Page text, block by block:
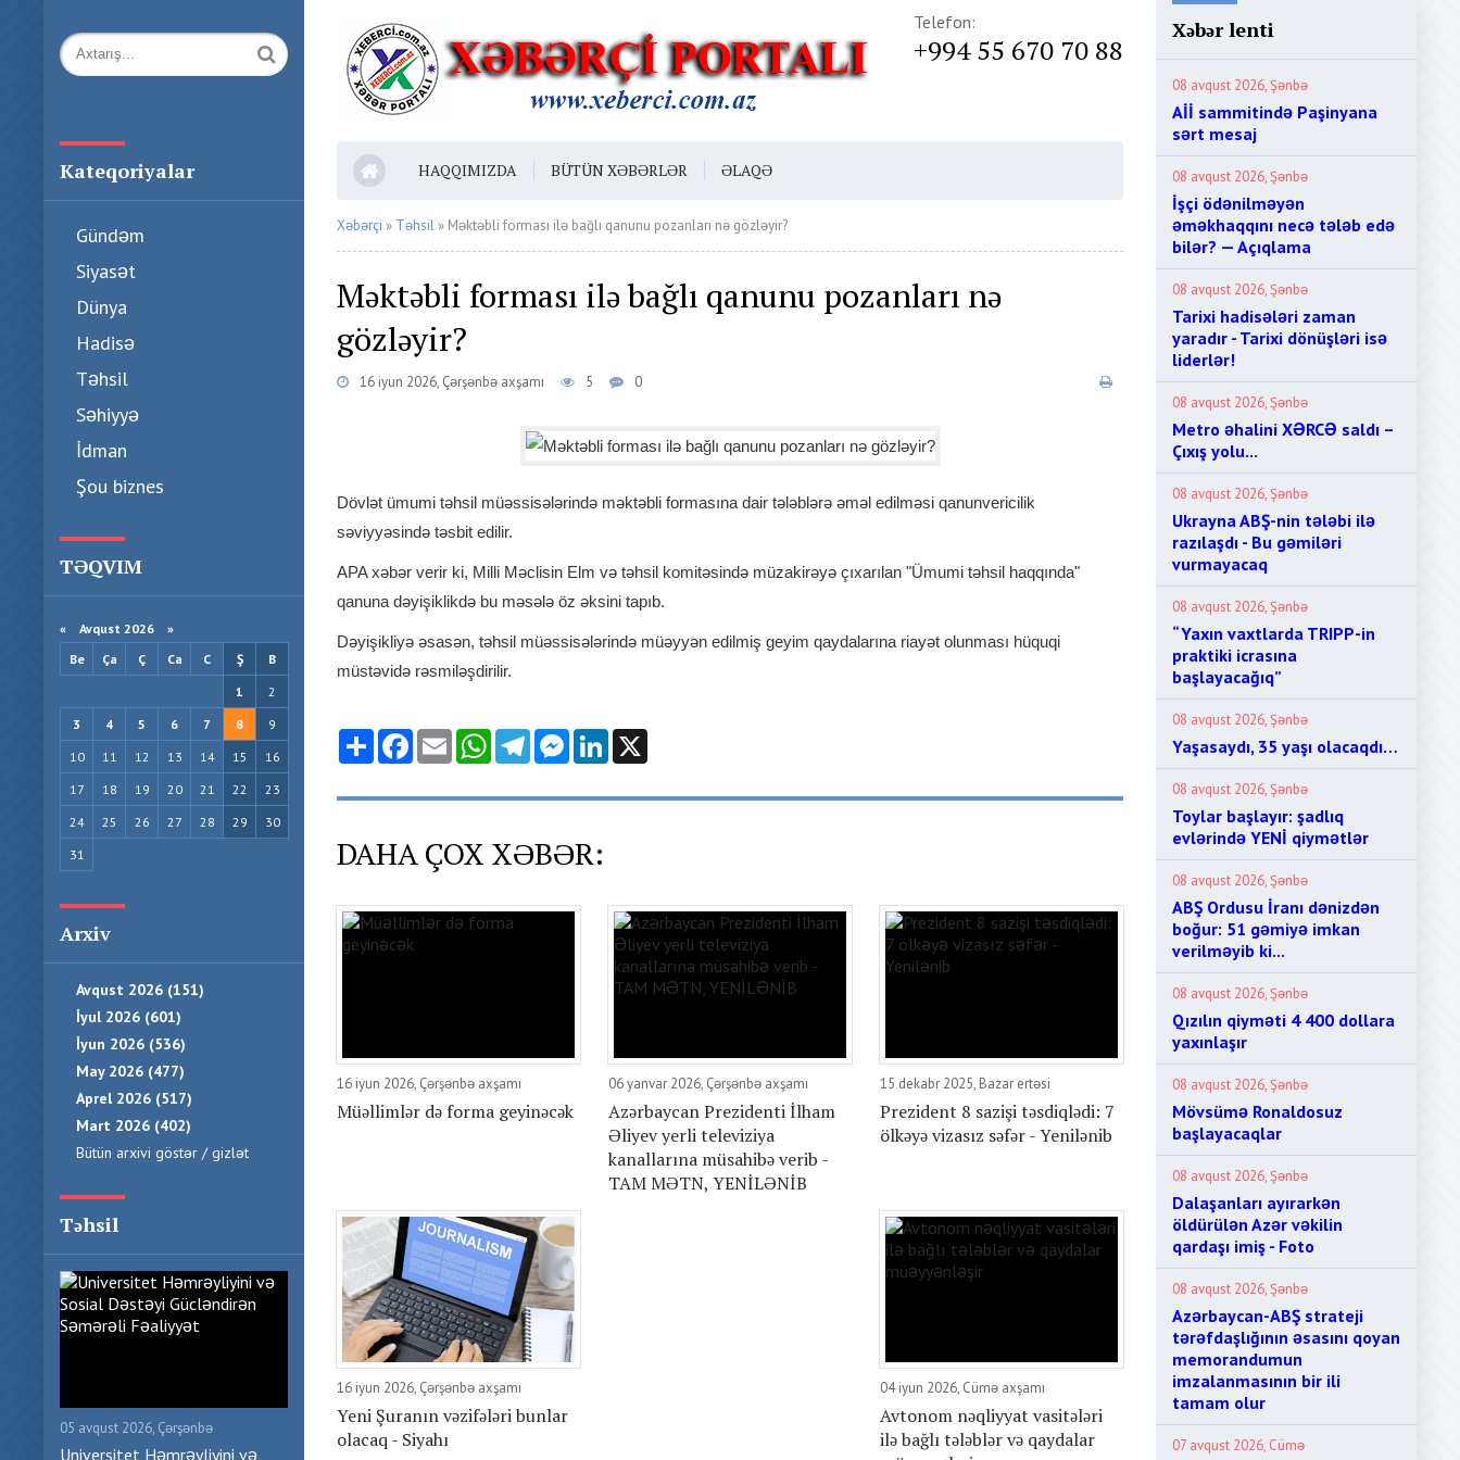
Telefon:
+994 55 670 70 88
Kateqoriyalar
Gündəm
Siyasət
Dünya
Hadisə
Təhsil
Səhiyyə
İdman
Şou biznes
TƏQVIM
« Avqust 2026 »
Be
Ça Ç Ca C Ş
B
1
2
3
4 5 6 7 8
9
10
11 12 13 14 15
16
17
18 19 20 21 22
23
24
25 26 27 28 29
30
31
Arxiv
Avqust 2026 (151)
İyul 2026 (601)
İyun 2026 (536)
May 2026 (477)
Aprel 2026 (517)
Mart 2026 (402)
Bütün arxivi göstər / gizlət
Təhsil
05 avqust 2026, Çərşənbə
Universitet Həmrəyliyini və
HAQQIMIZDA BÜTÜN XƏBƏRLƏR ƏLAQƏ
Xəbərçi » Təhsil » Məktəbli forması ilə bağlı qanunu pozanları nə gözləyir?
Məktəbli forması ilə bağlı qanunu pozanları nə
gözləyir?
16 iyun 2026, Çərşənbə axşamı 5 0
Dövlət ümumi təhsil müəssisələrində məktəbli formasına dair tələblərə əməl edilməsi qanunvericilik
səviyyəsində təsbit edilir.
APA xəbər verir ki, Milli Məclisin Elm və təhsil komitəsində müzakirəyə çıxarılan "Ümumi təhsil haqqında"
qanuna dəyişiklikdə bu məsələ öz əksini tapıb.
Dəyişikliyə əsasən, təhsil müəssisələrində müəyyən edilmiş geyim qaydalarına riayət olunması hüquqi
müstəvidə rəsmiləşdirilir.
Share Facebook
Email WhatsAppTelegramMessenger
LinkedIn
DAHA ÇOX XƏBƏR:
16 iyun 2026, Çərşənbə axşamı
Müəllimlər də forma geyinəcək
06 yanvar 2026, Çərşənbə axşamı
Azərbaycan Prezidenti İlham
Əliyev yerli televiziya
kanallarına müsahibə verib -
TAM MƏTN, YENİLƏNİB
15 dekabr 2025, Bazar ertəsi
Prezident 8 sazişi təsdiqlədi: 7
ölkəyə vizasız səfər - Yenilənib
16 iyun 2026, Çərşənbə axşamı
Yeni Şuranın vəzifələri bunlar
olacaq - Siyahı
04 iyun 2026, Cümə axşamı
Avtonom nəqliyyat vasitələri
ilə bağlı tələblər və qaydalar
Xəbər lenti
08 avqust 2026, Şənbə
Aİİ sammitində Paşinyana
sərt mesaj
08 avqust 2026, Şənbə
İşçi ödənilməyən
əməkhaqqını necə tələb edə
bilər? — Açıqlama
08 avqust 2026, Şənbə
Tarixi hadisələri zaman
yaradır - Tarixi dönüşləri isə
liderlər!
08 avqust 2026, Şənbə
Metro əhalini XƏRCƏ saldı –
Çıxış yolu...
08 avqust 2026, Şənbə
Ukrayna ABŞ-nin tələbi ilə
razılaşdı - Bu gəmiləri
vurmayacaq
08 avqust 2026, Şənbə
“Yaxın vaxtlarda TRIPP-in
praktiki icrasına
başlayacağıq”
08 avqust 2026, Şənbə
Yaşasaydı, 35 yaşı olacaqdı…
08 avqust 2026, Şənbə
Toylar başlayır: şadlıq
evlərində YENİ qiymətlər
08 avqust 2026, Şənbə
ABŞ Ordusu İranı dənizdən
boğur: 51 gəmiyə imkan
verilməyib ki...
08 avqust 2026, Şənbə
Qızılın qiyməti 4 400 dollara
yaxınlaşır
08 avqust 2026, Şənbə
Mövsümə Ronaldosuz
başlayacaqlar
08 avqust 2026, Şənbə
Dalaşanları ayırarkən
öldürülən Azər vəkilin
qardaşı imiş - Foto
08 avqust 2026, Şənbə
Azərbaycan-ABŞ strateji
tərəfdaşlığının əsasını qoyan
memorandumun
imzalanmasının bir ili
tamam olur
07 avqust 2026, Cümə